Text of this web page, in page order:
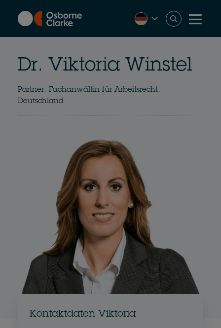
content
Dr. Viktoria Winstel
Partner, Fachanwältin für Arbeitsrecht,
Deutschland
Kontaktdaten Viktoria